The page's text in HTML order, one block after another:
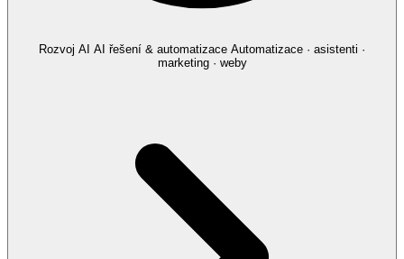
Rozvoj AI AI řešení & automatizace Automatizace · asistenti ·
marketing · weby